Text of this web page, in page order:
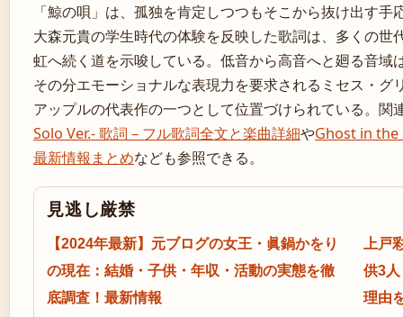
「鯨の唄」は、孤独を肯定しつつもそこから抜け出す手
大森元貴の学生時代の体験を反映した歌詞は、多くの世
虹へ続く道を示唆している。低音から高音へと廻る音域
その分エモーショナルな表現力を要求されるミセス・グ
アップルの代表作の一つとして位置づけられている。関
Solo Ver.- 歌詞 – フル歌詞全文と楽曲詳細やGhost in the
最新情報まとめなども参照できる。
見逃し厳禁
【2024年最新】元ブログの女王・眞鍋かをり
の現在：結婚・子供・年収・活動の実態を徹
底調査！最新情報
上戸
供3
理由